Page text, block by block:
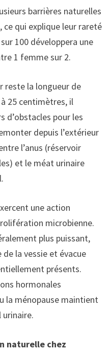
barrières naturelles
qui explique leur rareté
100 développera une
1 femme sur 2.
reste la longueur de
25 centimètres, il
d’obstacles pour les
depuis l’extérieur
l’anus (réservoir
et le méat urinaire
une action
microbienne.
plus puissant,
la vessie et évacue
présents.
hormonales
la ménopause maintient
urinaire.
naturelle chez